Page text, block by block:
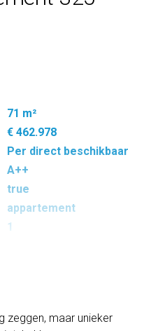
71 m²
€ 462.978
Per direct beschikbaar
A++
true
appartement
1
zeggen, maar unieker